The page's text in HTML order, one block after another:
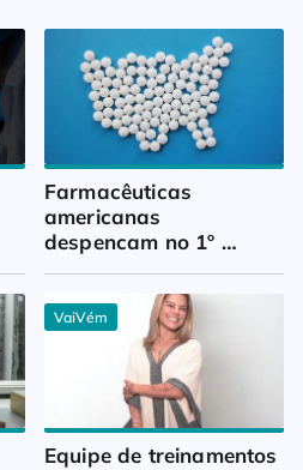
Farmacêuticas
americanas
despencam no 1º
VaiVém
Equipe de treinamentos